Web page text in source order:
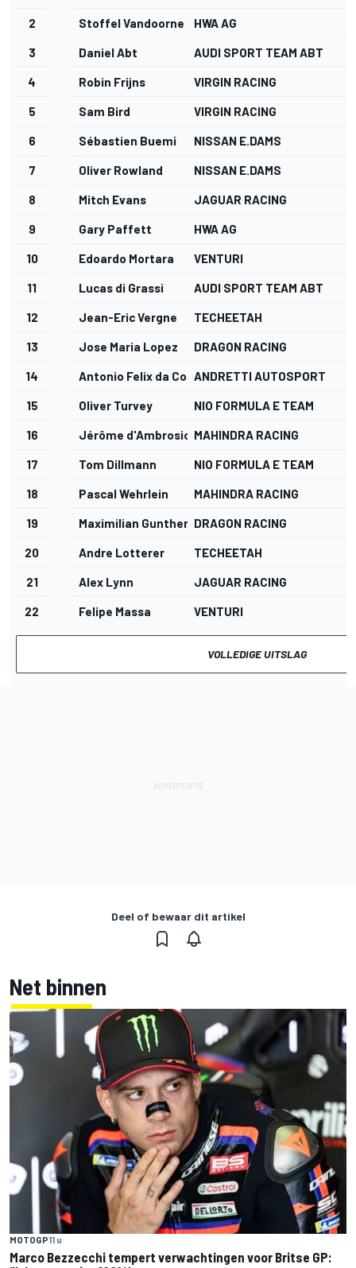
2 Stoffel Vandoorne HWA AG
3 Daniel Abt AUDI SPORT TEAM ABT
4 Robin Frijns VIRGIN RACING
5 Sam Bird VIRGIN RACING
6 Sébastien Buemi NISSAN E.DAMS
7 Oliver Rowland NISSAN E.DAMS
8 Mitch Evans JAGUAR RACING
9 Gary Paffett HWA AG
10 Edoardo Mortara VENTURI
11 Lucas di Grassi AUDI SPORT TEAM ABT
12 Jean-Eric Vergne TECHEETAH
13 Jose Maria Lopez DRAGON RACING
14 Antonio Felix da CostaANDRETTI AUTOSPORT
15 Oliver Turvey NIO FORMULA E TEAM
16 Jérôme d'Ambrosio MAHINDRA RACING
17 Tom Dillmann NIO FORMULA E TEAM
18 Pascal Wehrlein MAHINDRA RACING
19 Maximilian Gunther DRAGON RACING
20 Andre Lotterer TECHEETAH
21 Alex Lynn JAGUAR RACING
22 Felipe Massa VENTURI
VOLLEDIGE UITSLAG
Deel of bewaar dit artikel
Net binnen
MOTOGP11 u
Marco Bezzecchi tempert verwachtingen voor Britse GP: